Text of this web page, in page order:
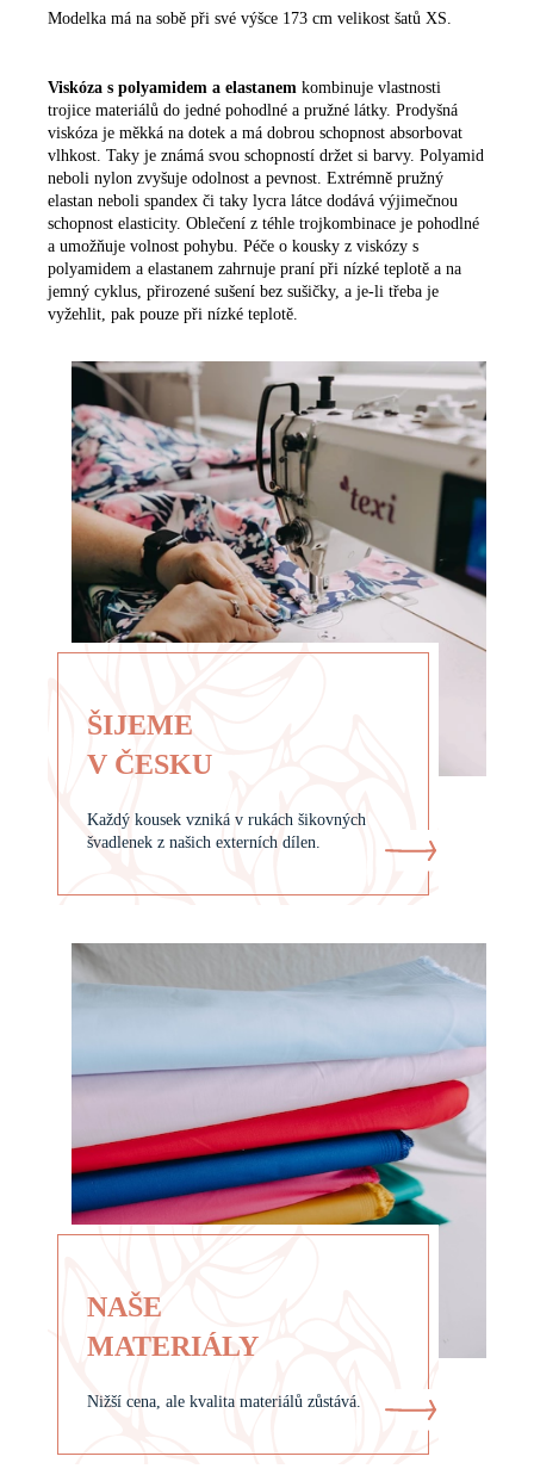
Modelka má na sobě při své výšce 173 cm velikost šatů XS.
Viskóza s polyamidem a elastanem kombinuje vlastnosti
trojice materiálů do jedné pohodlné a pružné látky. Prodyšná
viskóza je měkká na dotek a má dobrou schopnost absorbovat
vlhkost. Taky je známá svou schopností držet si barvy. Polyamid
neboli nylon zvyšuje odolnost a pevnost. Extrémně pružný
elastan neboli spandex či taky lycra látce dodává výjimečnou
schopnost elasticity. Oblečení z téhle trojkombinace je pohodlné
a umožňuje volnost pohybu. Péče o kousky z viskózy s
polyamidem a elastanem zahrnuje praní při nízké teplotě a na
jemný cyklus, přirozené sušení bez sušičky, a je-li třeba je
vyžehlit, pak pouze při nízké teplotě.
ŠIJEME
V ČESKU
Každý kousek vzniká v rukách šikovných
švadlenek z našich externích dílen.
NAŠE
MATERIÁLY
Nižší cena, ale kvalita materiálů zůstává.